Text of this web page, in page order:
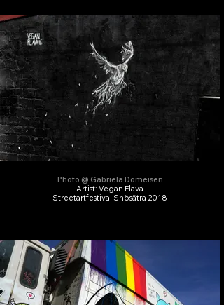
Photo @ Gabriela Domeisen
Artist: Vegan Flava
Streetartfestival Snösätra 2018